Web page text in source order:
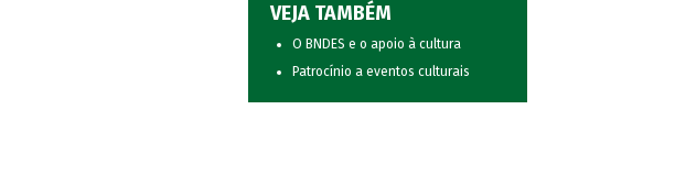
VEJA TAMBÉM
O BNDES e o apoio à cultura
Patrocínio a eventos culturais